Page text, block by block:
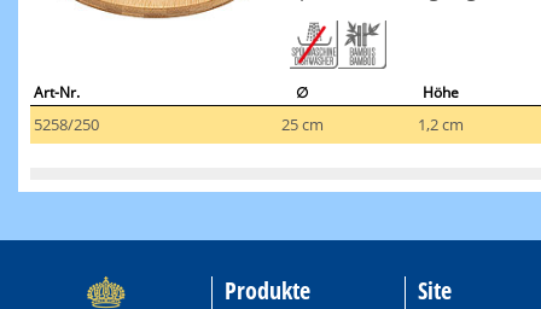
Art-Nr. ∅ Höhe
5258/250 25 cm 1,2 cm
Produkte Site